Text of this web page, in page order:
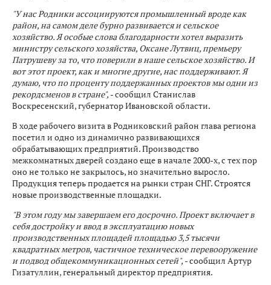
"У нас Родники ассоциируются промышленный вроде как
район, на самом деле бурно развивается и сельское
хозяйство. Я особые слова благодарности хотел выразить
министру сельского хозяйства, Оксане Лутвиц, премьеру
Патрушеву за то, что поверили в наше сельское хозяйство. И
вот этот проект, как и многие другие, нас поддерживают. Я
думаю, что по проценту поддержанных проектов мы одни из
рекордсменов в стране", - сообщил Станислав
Воскресенский, губернатор Ивановской области.
В ходе рабочего визита в Родниковский район глава региона
посетил и одно из динамично развивающихся
обрабатывающих предприятий. Производство
межкомнатных дверей создано еще в начале 2000-х, с тех пор
оно не только не закрылось, но значительно выросло.
Продукция теперь продается на рынки стран СНГ. Строятся
новые производственные площадки.
"В этом году мы завершаем его досрочно. Проект включает в
себя достройку и ввод в эксплуатацию новых
производственных площадей площадью 3,5 тысячи
квадратных метров, частичное техническое перевооружение
и подвод общекоммуникационных сетей", - сообщил Артур
Гизатуллин, генеральный директор предприятия.